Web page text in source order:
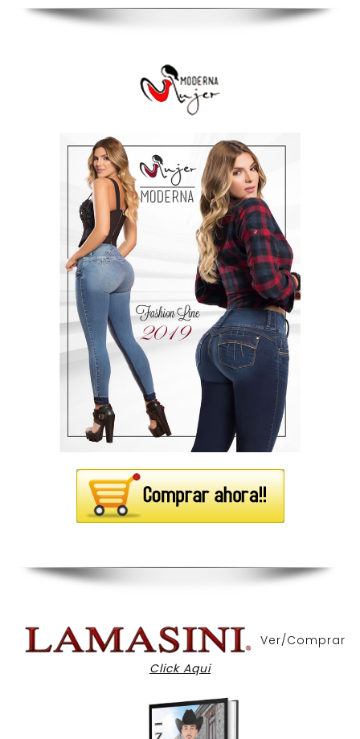
Ver/Comprar
Click Aqui